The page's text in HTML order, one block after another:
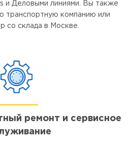
и Деловыми линиями. Вы также
транспортную компанию или
со склада в Москве.
ремонт и сервисное